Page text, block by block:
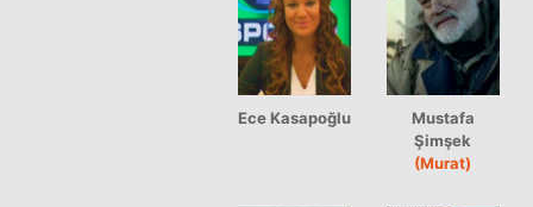
Ece Kasapoğlu
Mustafa
Şimşek
(Murat)